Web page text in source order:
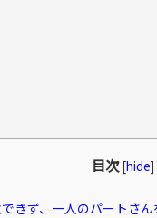
目次 [hide]
きず、一人のパートさ